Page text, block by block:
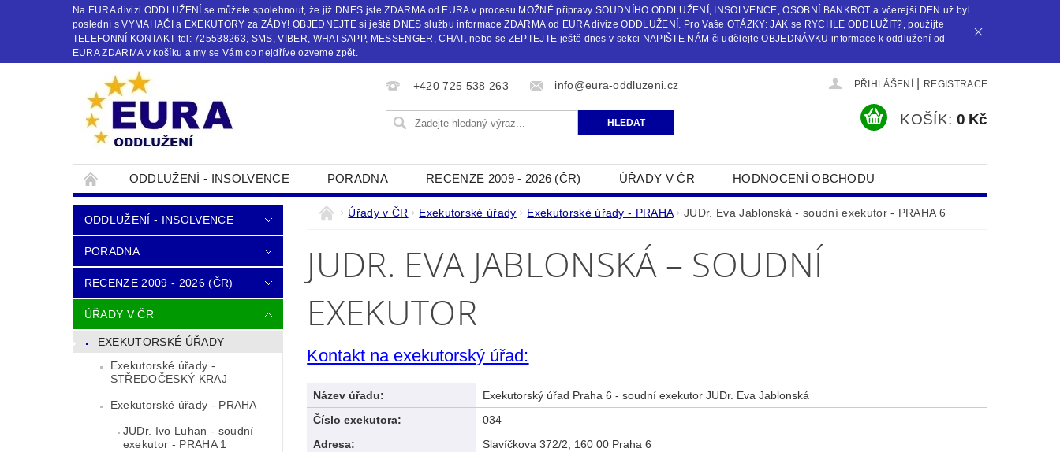
Na EURA divizi ODDLUŽENÍ se můžete spolehnout, že již DNES jste ZDARMA od EURA v procesu MOŽNÉ přípravy SOUDNÍHO ODDLUŽENÍ, INSOLVENCE, OSOBNÍ BANKROT a včerejší DEN už byl
poslední s VYMAHAČI a EXEKUTORY za ZÁDY! OBJEDNEJTE si ještě DNES službu informace ZDARMA od EURA divize ODDLUŽENÍ. Pro Vaše OTÁZKY: JAK se RYCHLE ODDLUŽIT?, použijte
TELEFONNÍ KONTAKT tel: 725538263, SMS, VIBER, WHATSAPP, MESSENGER, CHAT, nebo se ZEPTEJTE ještě dnes v sekci NAPIŠTE NÁM či udělejte OBJEDNÁVKU informace k oddlužení od
EURA ZDARMA v košíku a my se Vám co nejdříve ozveme zpět.
+420 725 538 263 info@eura-oddluzeni.cz PŘIHLÁŠENÍ REGISTRACE
KOŠÍK: 0 Kč
ODDLUŽENÍ - INSOLVENCE PORADNA RECENZE 2009 - 2026 (ČR) ÚŘADY V ČR HODNOCENÍ OBCHODU
OBCHODNÍ PODMÍNKY KONTAKTY NAPIŠTE NÁM
ODDLUŽENÍ - INSOLVENCE
PORADNA
RECENZE 2009 - 2026 (ČR)
ÚŘADY V ČR
EXEKUTORSKÉ ÚŘADY
Exekutorské úřady -
STŘEDOČESKÝ KRAJ
Exekutorské úřady - PRAHA
JUDr. Ivo Luhan - soudní
exekutor - PRAHA 1
Úřady v ČR Exekutorské úřady Exekutorské úřady - PRAHA JUDr. Eva Jablonská - soudní exekutor - PRAHA 6
JUDR. EVA JABLONSKÁ – SOUDNÍ
EXEKUTOR
Kontakt na exekutorský úřad:
Název úřadu:
Exekutorský úřad Praha 6 - soudní exekutor JUDr. Eva Jablonská
Číslo exekutora:
034
Adresa:
Slavíčkova 372/2, 160 00 Praha 6